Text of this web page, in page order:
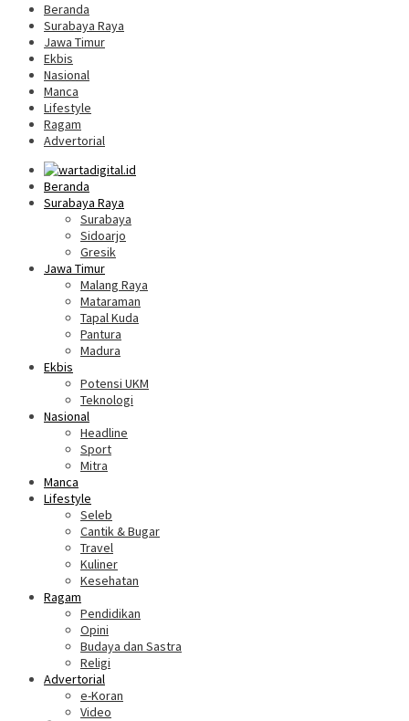
Beranda
Surabaya Raya
Jawa Timur
Ekbis
Nasional
Manca
Lifestyle
Ragam
Advertorial
Beranda
Surabaya Raya
Surabaya
Sidoarjo
Gresik
Jawa Timur
Malang Raya
Mataraman
Tapal Kuda
Pantura
Madura
Ekbis
Potensi UKM
Teknologi
Nasional
Headline
Sport
Mitra
Manca
Lifestyle
Seleb
Cantik & Bugar
Travel
Kuliner
Kesehatan
Ragam
Pendidikan
Opini
Budaya dan Sastra
Religi
Advertorial
e-Koran
Video